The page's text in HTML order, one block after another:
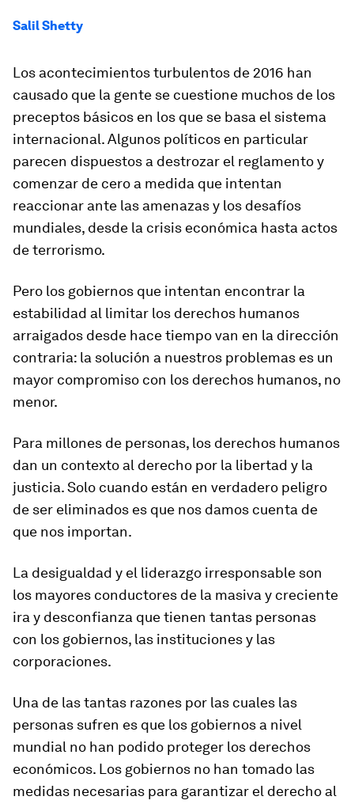
Salil Shetty
Los acontecimientos turbulentos de 2016 han
causado que la gente se cuestione muchos de los
preceptos básicos en los que se basa el sistema
internacional. Algunos políticos en particular
parecen dispuestos a destrozar el reglamento y
comenzar de cero a medida que intentan
reaccionar ante las amenazas y los desafíos
mundiales, desde la crisis económica hasta actos
de terrorismo.
Pero los gobiernos que intentan encontrar la
estabilidad al limitar los derechos humanos
arraigados desde hace tiempo van en la dirección
contraria: la solución a nuestros problemas es un
mayor compromiso con los derechos humanos, no
menor.
Para millones de personas, los derechos humanos
dan un contexto al derecho por la libertad y la
justicia. Solo cuando están en verdadero peligro
de ser eliminados es que nos damos cuenta de
que nos importan.
La desigualdad y el liderazgo irresponsable son
los mayores conductores de la masiva y creciente
ira y desconfianza que tienen tantas personas
con los gobiernos, las instituciones y las
corporaciones.
Una de las tantas razones por las cuales las
personas sufren es que los gobiernos a nivel
mundial no han podido proteger los derechos
económicos. Los gobiernos no han tomado las
medidas necesarias para garantizar el derecho al